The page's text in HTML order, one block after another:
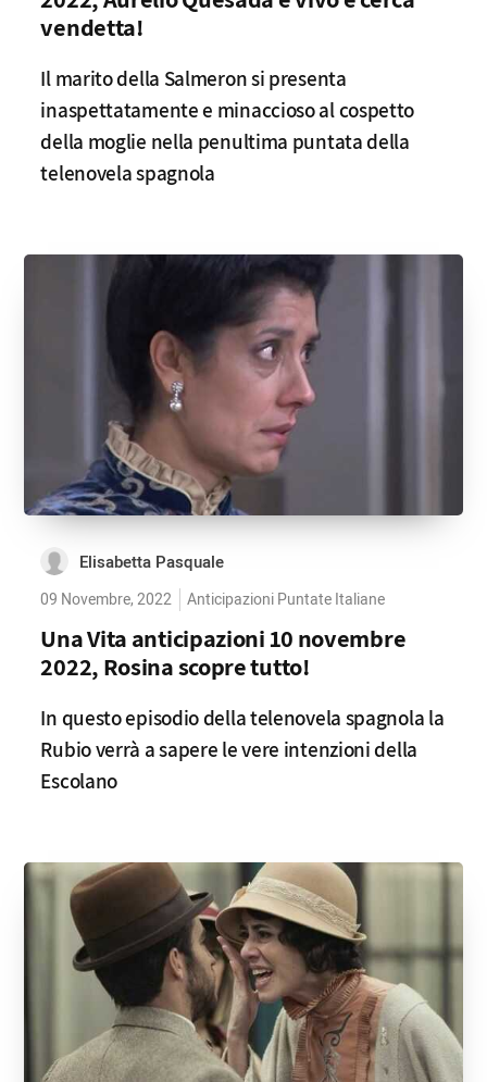
vendetta!
Il marito della Salmeron si presenta
inaspettatamente e minaccioso al cospetto
della moglie nella penultima puntata della
telenovela spagnola
Elisabetta Pasquale
09 Novembre, 2022 Anticipazioni Puntate Italiane
Una Vita anticipazioni 10 novembre
2022, Rosina scopre tutto!
In questo episodio della telenovela spagnola la
Rubio verrà a sapere le vere intenzioni della
Escolano